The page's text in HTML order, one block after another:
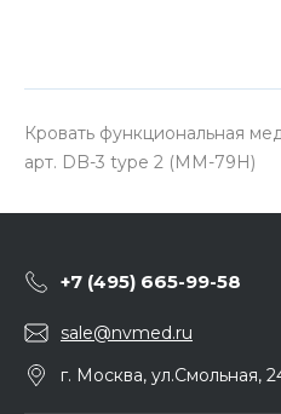
Кровать функциональная
арт. DB-3 type 2 (MM-79H)
+7 (495) 665-99-58
sale@nvmed.ru
г. Москва, ул.Смольная,